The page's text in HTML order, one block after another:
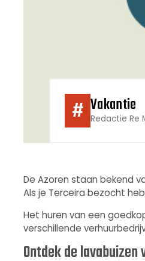
# Vakantie
Redactie Re
De Azoren staan bekend
Als je Terceira bezocht
Het huren van een
verschillende
Ontdek de